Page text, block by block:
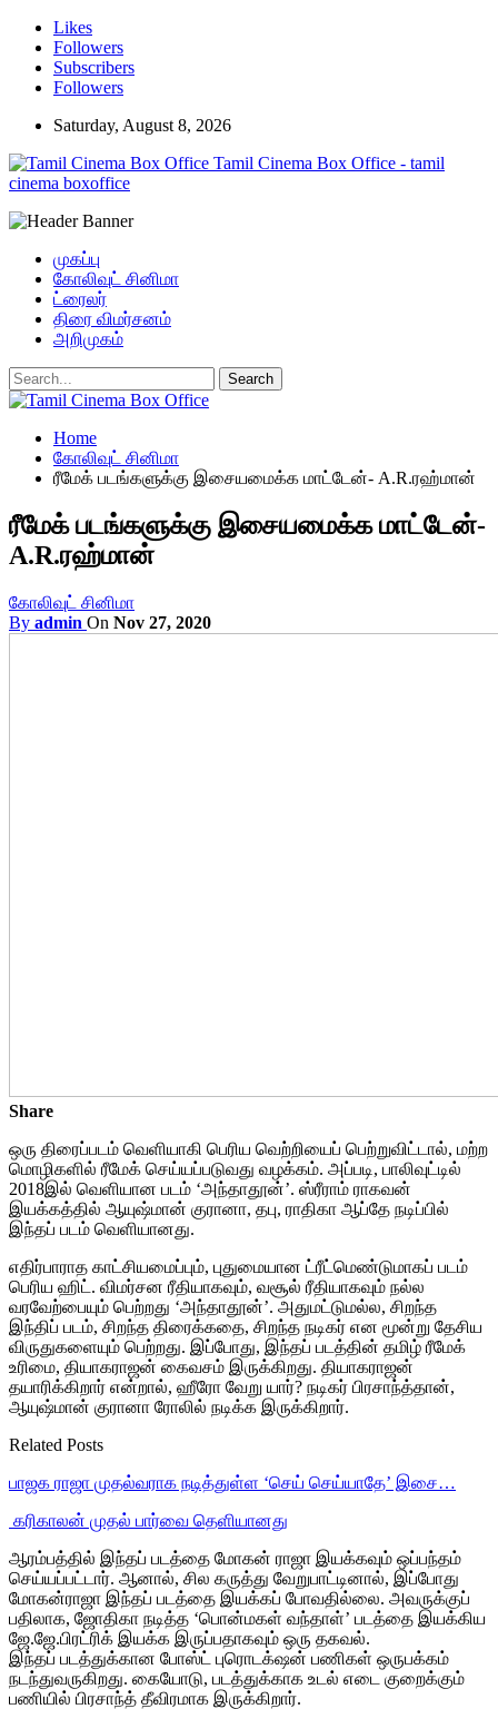
Likes
Followers
Subscribers
Followers
Saturday, August 8, 2026
Tamil Cinema Box Office - tamil
cinema boxoffice
முகப்பு
கோலிவுட் சினிமா
ட்ரைலர்
திரை விமர்சனம்
அறிமுகம்
Home
கோலிவுட் சினிமா
ரீமேக் படங்களுக்கு இசையமைக்க மாட்டேன்- A.R.ரஹ்மான்
ரீமேக் படங்களுக்கு இசையமைக்க மாட்டேன்-
A.R.ரஹ்மான்
கோலிவுட் சினிமா
By admin On Nov 27, 2020
Share
ஒரு திரைப்படம் வெளியாகி பெரிய வெற்றியைப் பெற்றுவிட்டால், மற்ற
மொழிகளில் ரீமேக் செய்யப்படுவது வழக்கம். அப்படி, பாலிவுட்டில்
2018இல் வெளியான படம் ‘அந்தாதூன்’. ஸ்ரீராம் ராகவன்
இயக்கத்தில் ஆயுஷ்மான் குரானா, தபு, ராதிகா ஆப்தே நடிப்பில்
இந்தப் படம் வெளியானது.
எதிர்பாராத காட்சியமைப்பும், புதுமையான ட்ரீட்மெண்டுமாகப் படம்
பெரிய ஹிட். விமர்சன ரீதியாகவும், வசூல் ரீதியாகவும் நல்ல
வரவேற்பையும் பெற்றது ‘அந்தாதூன்’. அதுமட்டுமல்ல, சிறந்த
இந்திப் படம், சிறந்த திரைக்கதை, சிறந்த நடிகர் என மூன்று தேசிய
விருதுகளையும் பெற்றது. இப்போது, இந்தப் படத்தின் தமிழ் ரீமேக்
உரிமை, தியாகராஜன் கைவசம் இருக்கிறது. தியாகராஜன்
தயாரிக்கிறார் என்றால், ஹீரோ வேறு யார்? நடிகர் பிரசாந்த்தான்,
ஆயுஷ்மான் குரானா ரோலில் நடிக்க இருக்கிறார்.
Related Posts
பாஜக ராஜா முதல்வராக நடித்துள்ள ‘செய் செய்யாதே’ இசை…
‎ கரிகாலன் முதல் பார்வை தெளியானது
ஆரம்பத்தில் இந்தப் படத்தை மோகன் ராஜா இயக்கவும் ஒப்பந்தம்
செய்யப்பட்டார். ஆனால், சில கருத்து வேறுபாட்டினால், இப்போது
மோகன்ராஜா இந்தப் படத்தை இயக்கப் போவதில்லை. அவருக்குப்
பதிலாக, ஜோதிகா நடித்த ‘பொன்மகள் வந்தாள்’ படத்தை இயக்கிய
ஜே.ஜே.பிரட்ரிக் இயக்க இருப்பதாகவும் ஒரு தகவல்.
இந்தப் படத்துக்கான போஸ்ட் புரொடக்‌ஷன் பணிகள் ஒருபக்கம்
நடந்துவருகிறது. கையோடு, படத்துக்காக உடல் எடை குறைக்கும்
பணியில் பிரசாந்த் தீவிரமாக இருக்கிறார்.